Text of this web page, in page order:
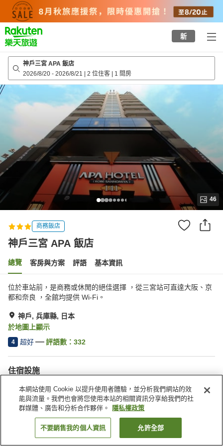
top
page
新
神戶三宮 APA 飯店
2026/8/20 - 2026/8/21 | 2 位住客 | 1 間房
46
商務飯店
神戶三宮 APA 飯店
總覽 客房與方案 評語 基本資訊
位於車站前，是商務或休閒的絕佳選擇 ，從三宮站可直達大阪、京
都和奈良 ，全館均提供 Wi-Fi。
神戶, 兵庫縣, 日本
於地圖上顯示
4 超好 評語數： 332
住宿設施
停車場
Spa／美容沙龍
咖啡廳
自動販賣機
找客房
本網站使用 Cookie 以提升使用者體驗，並分析我們網站的效
能與流量。我們也會將您使用本站的相關資訊分享給我們的社
群媒體、廣告和分析合作夥伴。
隱私權政策
不要銷售我的個人資訊 允許全部